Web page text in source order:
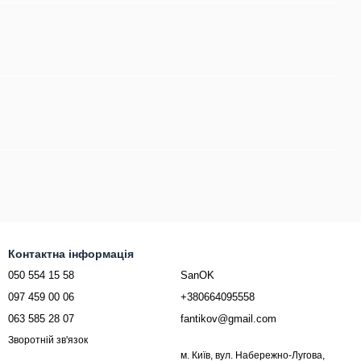
Контактна інформація
050 554 15 58
097 459 00 06
063 585 28 07
Зворотній зв'язок
SanOK
+380664095558
fantikov@gmail.com
м. Київ, вул. Набережно-Лугова,